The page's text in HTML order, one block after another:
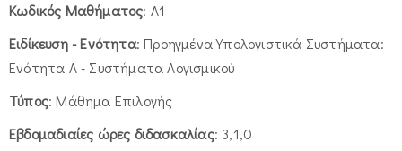
Κωδικός Μαθήματος: Λ1
Ειδίκευση - Ενότητα: Προηγμένα Υπολογιστικά Συστήματα:
Ενότητα Λ - Συστήματα Λογισμικού
Τύπος: Μάθημα Επιλογής
Εβδομαδιαίες ώρες διδασκαλίας: 3,1,0